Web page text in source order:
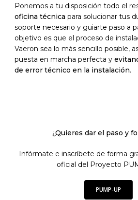
Ponemos a tu disposición todo el
oficina técnica para solucionar tus
soporte necesario y guiarte paso a
objetivo es que el proceso de
Vaeron sea lo más sencillo posible,
puesta en marcha perfecta y
de error técnico en la instalación.
¿Quieres dar el paso y
Infórmate e inscríbete de forma
oficial del Proyecto
PUMP-UP